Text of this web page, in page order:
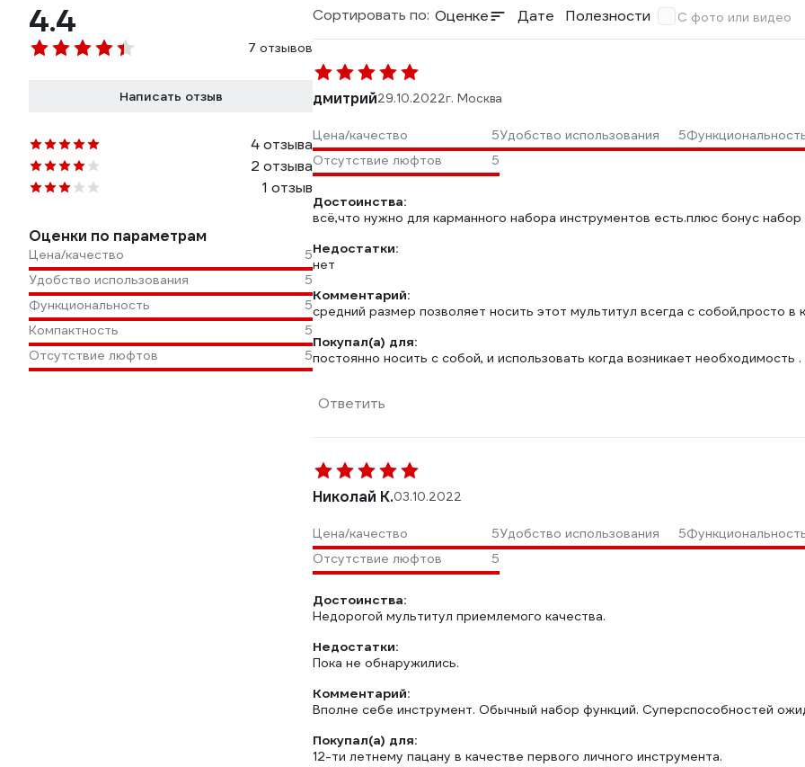
4.4
7 отзывов
Написать отзыв
4 отзыва
2 отзыва
1 отзыв
Оценки по параметрам
Цена/качество
5
Удобство использования
5
Функциональность
5
Компактность
5
Отсутствие люфтов
5
Сортировать по: Оценке Дате Полезности С фото или видео
дмитрий29.10.2022г. Москва
Цена/качество 5Удобство использования 5
Отсутствие люфтов
5
Достоинства:
всё,что нужно для карманного набора инструментов есть.плюс бонус
Недостатки:
нет
Комментарий:
средний размер позволяет носить этот мультитул всегда с собой,просто в
Покупал(а) для:
постоянно носить с собой, и использовать когда возникает необходимость .
Ответить
Николай К.03.10.2022
Цена/качество 5Удобство использования 5
Отсутствие люфтов
5
Достоинства:
Недорогой мультитул приемлемого качества.
Недостатки:
Пока не обнаружились.
Комментарий:
Вполне себе инструмент. Обычный набор функций. Суперспособностей
Покупал(а) для:
12-ти летнему пацану в качестве первого личного инструмента.